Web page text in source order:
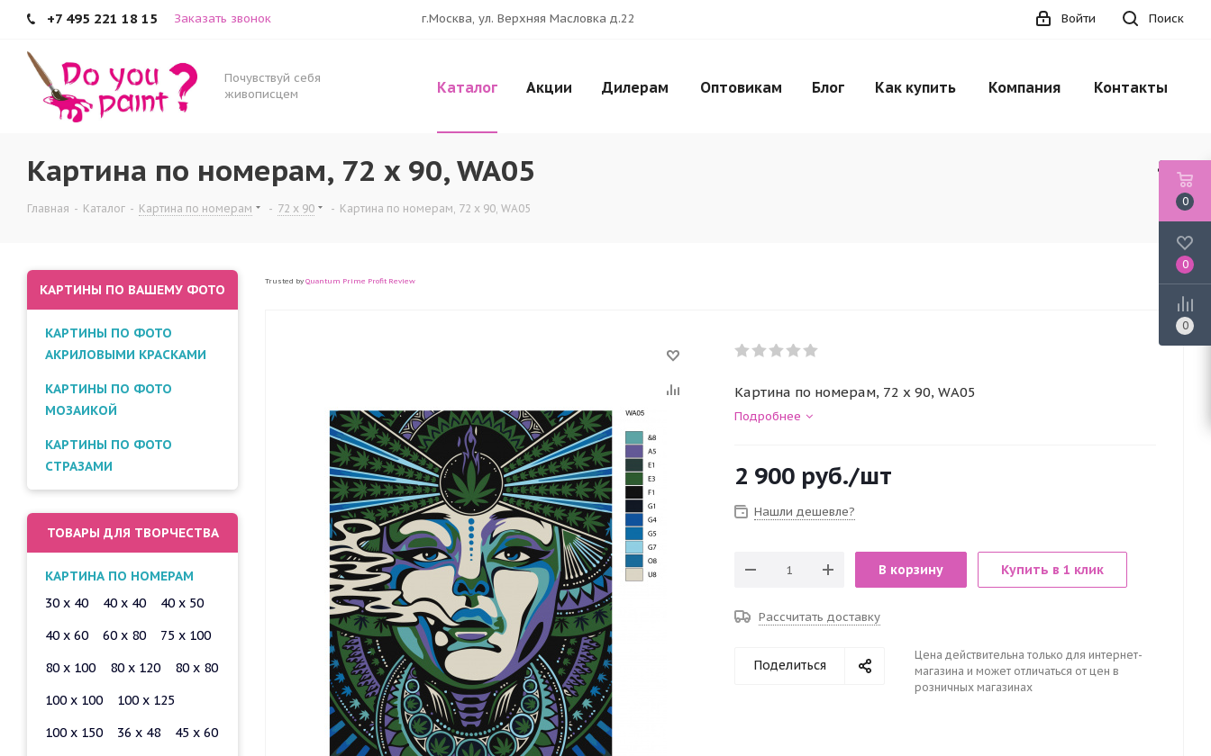
+7 495 221 18 15 Заказать звонок г.Москва, ул. Верхняя Масловка д.22 Поиск
Войти
Почувствуй себя
живописцем
Каталог Акции Дилерам Оптовикам Блог Как купить Компания Контакты
Картина по номерам, 72 x 90, WA05
Главная - Каталог - Картина по номерам - 72 x 90 - Картина по номерам, 72 x 90, WA05
Trusted by Quantum Prime Profit Review
Картина по номерам, 72 x 90, WA05
Подробнее
2 900 руб./шт
Нашли дешевле?
В корзину Купить в 1 клик
Рассчитать доставку
Поделиться
Цена действительна только для интернет-
магазина и может отличаться от цен в
розничных магазинах
КАРТИНЫ ПО ВАШЕМУ ФОТО
КАРТИНЫ ПО ФОТО
АКРИЛОВЫМИ КРАСКАМИ
КАРТИНЫ ПО ФОТО
МОЗАИКОЙ
КАРТИНЫ ПО ФОТО
СТРАЗАМИ
ТОВАРЫ ДЛЯ ТВОРЧЕСТВА
КАРТИНА ПО НОМЕРАМ
30 x 40
40 x 40
40 x 50
40 x 60
60 x 80
75 x 100
80 x 100
80 x 120
80 x 80
100 x 100
100 x 125
100 x 150
36 x 48
45 x 60
0
0
0